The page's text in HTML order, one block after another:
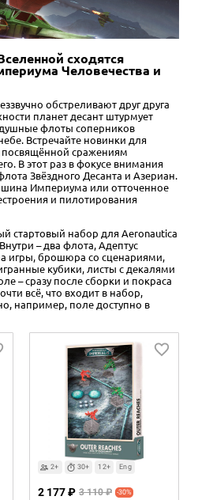
сходятся
Человечества и
обстреливают друг друга
планет десант штурмует
флоты соперников
Встречайте новинки для
посвящённой сражениям
В этот раз в фокусе внимания
Звёздного Десанта и Азериан.
Империума или отточенное
и пилотирования
стартовый набор для Aeronautica
– два флота, Адептус
игры, брошюра со сценариями,
кубики, листы с декалями
– сразу после сборки и покраса
всё, что входит в набор,
например, поле доступно в
2+ 30+ 12+ Eng
2 177 ₽ 3 110 ₽ -30%